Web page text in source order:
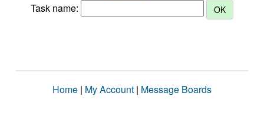
Task name:
Home | My Account | Message Boards